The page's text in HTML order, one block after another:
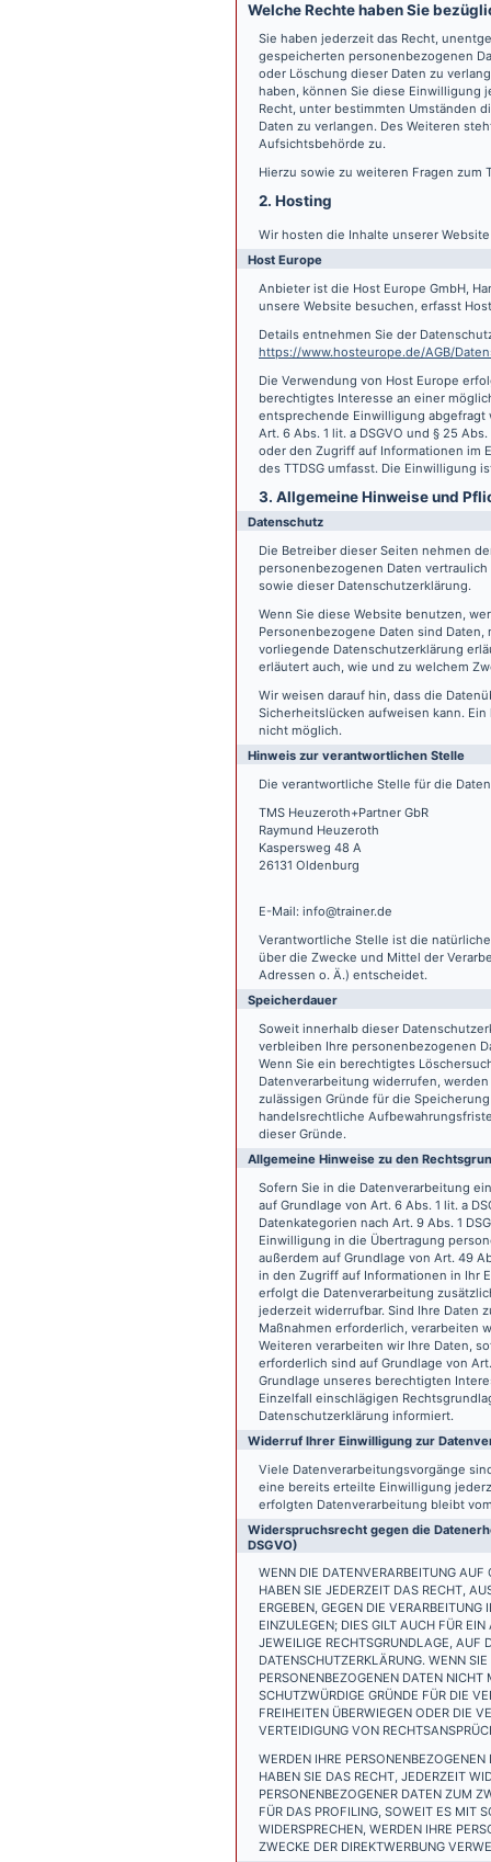
Welche Rechte haben Sie
Sie haben jederzeit das Recht,
gespeicherten personenbezogenen
oder Löschung dieser Daten zu
haben, können Sie diese Einwilligung
Recht, unter bestimmten Umständen
Daten zu verlangen. Des Weiteren
Aufsichtsbehörde zu.
Hierzu sowie zu weiteren Fragen zum
2. Hosting
Wir hosten die Inhalte unserer
Host Europe
Anbieter ist die Host Europe GmbH,
unsere Website besuchen, erfasst
Details entnehmen Sie der
https://www.hosteurope.de/AGB/
Die Verwendung von Host Europe
berechtigtes Interesse an einer
entsprechende Einwilligung abgefragt
Art. 6 Abs. 1 lit. a DSGVO und § 25
oder den Zugriff auf Informationen im
des TTDSG umfasst. Die Einwilligung
3. Allgemeine Hinweise und
Datenschutz
Die Betreiber dieser Seiten nehmen
personenbezogenen Daten
sowie dieser Datenschutzerklärung.
Wenn Sie diese Website benutzen,
Personenbezogene Daten sind
vorliegende Datenschutzerklärung
erläutert auch, wie und zu welchem
Wir weisen darauf hin, dass die
Sicherheitslücken aufweisen kann.
nicht möglich.
Hinweis zur verantwortlichen Stelle
Die verantwortliche Stelle für die
TMS Heuzeroth+Partner GbR
Raymund Heuzeroth
Kaspersweg 48 A
26131 Oldenburg
E-Mail: info@trainer.de
Verantwortliche Stelle ist die
über die Zwecke und Mittel der
Adressen o. Ä.) entscheidet.
Speicherdauer
Soweit innerhalb dieser
verbleiben Ihre personenbezogenen
Wenn Sie ein berechtigtes
Datenverarbeitung widerrufen,
zulässigen Gründe für die
handelsrechtliche
dieser Gründe.
Allgemeine Hinweise zu den
Sofern Sie in die Datenverarbeitung
auf Grundlage von Art. 6 Abs. 1 lit. a
Datenkategorien nach Art. 9 Abs. 1
Einwilligung in die Übertragung
außerdem auf Grundlage von Art. 49
in den Zugriff auf Informationen in Ihr
erfolgt die Datenverarbeitung
jederzeit widerrufbar. Sind Ihre Daten
Maßnahmen erforderlich, verarbeiten
Weiteren verarbeiten wir Ihre Daten,
erforderlich sind auf Grundlage von
Grundlage unseres berechtigten
Einzelfall einschlägigen
Datenschutzerklärung informiert.
Widerruf Ihrer Einwilligung zur
Viele Datenverarbeitungsvorgänge
eine bereits erteilte Einwilligung
erfolgten Datenverarbeitung bleibt
Widerspruchsrecht gegen die
DSGVO)
WENN DIE DATENVERARBEITUNG
HABEN SIE JEDERZEIT DAS RECHT,
ERGEBEN, GEGEN DIE
EINZULEGEN; DIES GILT AUCH FÜR
JEWEILIGE RECHTSGRUNDLAGE, AUF
DATENSCHUTZERKLÄRUNG. WENN
PERSONENBEZOGENEN DATEN
SCHUTZWÜRDIGE GRÜNDE FÜR DIE
FREIHEITEN ÜBERWIEGEN ODER DIE
VERTEIDIGUNG VON
WERDEN IHRE
HABEN SIE DAS RECHT, JEDERZEIT
PERSONENBEZOGENER DATEN ZUM
FÜR DAS PROFILING, SOWEIT ES MIT
WIDERSPRECHEN, WERDEN IHRE
ZWECKE DER DIREKTWERBUNG